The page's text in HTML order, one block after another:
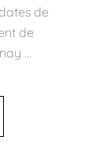
de
de